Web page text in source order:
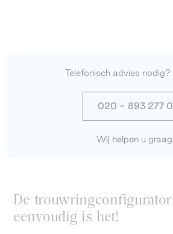
Telefonisch advies nodig?
020 - 893 277 0
Wij helpen u graag!
De
eenvoudig is het!